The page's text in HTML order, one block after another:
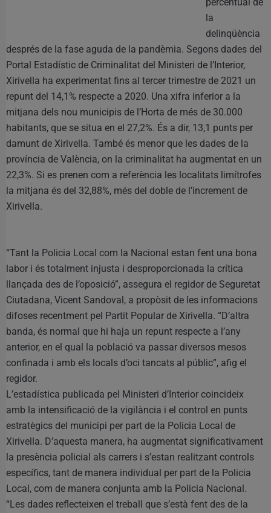
la
delinqüència
després de la fase aguda de la pandèmia. Segons dades del
Portal Estadístic de Criminalitat del Ministeri de l’Interior,
Xirivella ha experimentat fins al tercer trimestre de 2021 un
repunt del 14,1% respecte a 2020. Una xifra inferior a la
mitjana dels nou municipis de l’Horta de més de 30.000
habitants, que se situa en el 27,2%. És a dir, 13,1 punts per
damunt de Xirivella. També és menor que les dades de la
província de València, on la criminalitat ha augmentat en un
22,3%. Si es prenen com a referència les localitats limítrofes
la mitjana és del 32,88%, més del doble de l’increment de
Xirivella.
“Tant la Policia Local com la Nacional estan fent una bona
labor i és totalment injusta i desproporcionada la crítica
llançada des de l’oposició”, assegura el regidor de Seguretat
Ciutadana, Vicent Sandoval, a propòsit de les informacions
difoses recentment pel Partit Popular de Xirivella. “D’altra
banda, és normal que hi haja un repunt respecte a l’any
anterior, en el qual la població va passar diversos mesos
confinada i amb els locals d’oci tancats al públic”, afig el
regidor.
L’estadística publicada pel Ministeri d’Interior coincideix
amb la intensificació de la vigilància i el control en punts
estratègics del municipi per part de la Policia Local de
Xirivella. D’aquesta manera, ha augmentat significativament
la presència policial als carrers i s’estan realitzant controls
específics, tant de manera individual per part de la Policia
Local, com de manera conjunta amb la Policia Nacional.
“Les dades reflecteixen el treball que s’està fent des de la